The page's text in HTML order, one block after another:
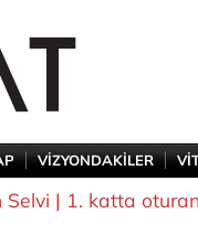
VİZYONDAKİLER
| 1. katta oturan